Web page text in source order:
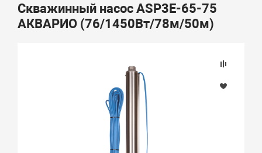
Скважинный насос ASP3E-65-75
АКВАРИО (76/1450Вт/78м/50м)